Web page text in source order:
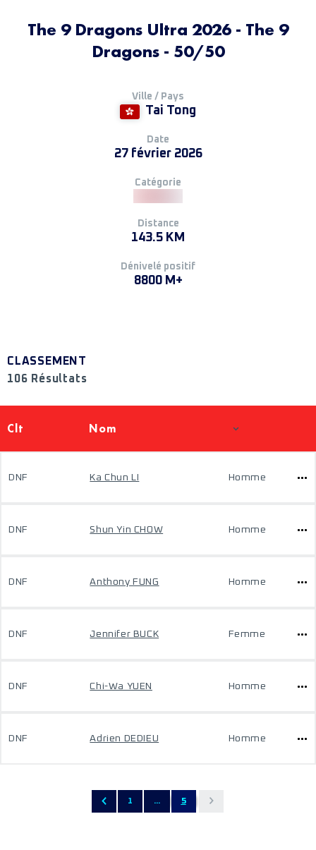
The 9 Dragons Ultra 2026 - The 9
Dragons - 50/50
Ville / Pays
Tai Tong
Date
27 février 2026
Catégorie
Distance
143.5 KM
Dénivelé positif
8800 M+
CLASSEMENT
106 Résultats
Clt Nom
DNF Ka Chun LI Homme
DNF Shun Yin CHOW Homme
DNF Anthony FUNG Homme
DNF Jennifer BUCK Femme
DNF Chi-Wa YUEN Homme
DNF Adrien DEDIEU Homme
1 ... 5